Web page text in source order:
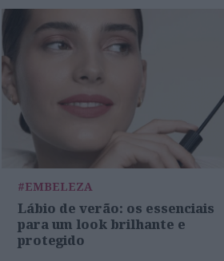
#EMBELEZA
Lábio de verão: os essenciais
para um look brilhante e
protegido